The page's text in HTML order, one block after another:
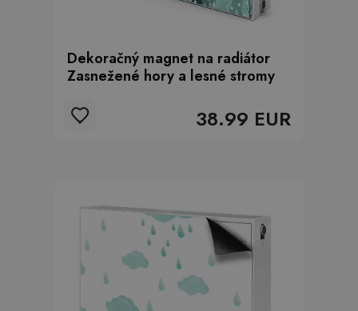
Dekoračný magnet na radiátor
Zasnežené hory a lesné stromy
38.99 EUR